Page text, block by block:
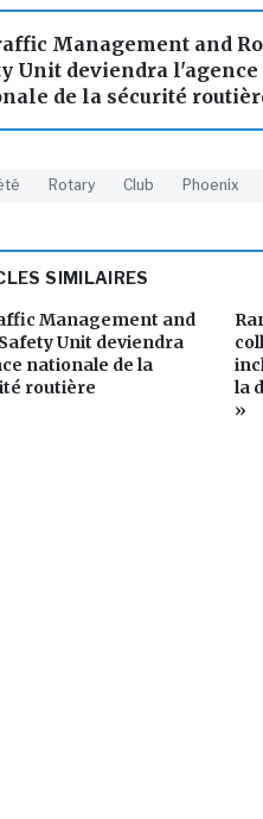
Management and
Unit deviendra l'agence
de la sécurité
Rotary Club Phoenix
SIMILAIRES
Management and
Unit deviendra
nationale de la
routière
la
»